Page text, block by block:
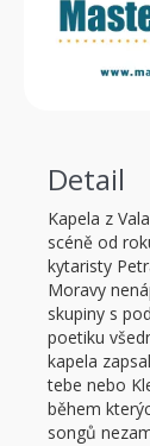
Detail
Kapela z
scéně od
kytaristy
Moravy
skupiny s
poetiku
kapela
tebe nebo
během
songů